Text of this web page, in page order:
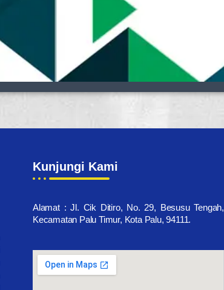
Kunjungi Kami
Alamat : Jl. Cik Ditiro, No. 29, Besusu Tengah,
Kecamatan Palu Timur, Kota Palu, 94111.